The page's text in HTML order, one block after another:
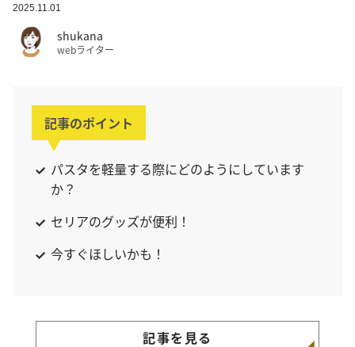
2025.11.01
shukana
webライター
記事のポイント
パスタを軽量する際にどのようにしています
か？
セリアのグッズが便利！
今すぐほしいかも！
記事を見る